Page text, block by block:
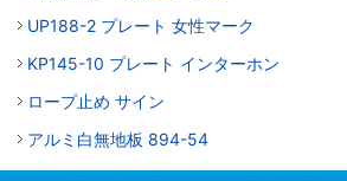
UP188-2 プレート 女性マーク
KP145-10 プレート インターホン
ロープ止め サイン
アルミ白無地板 894-54